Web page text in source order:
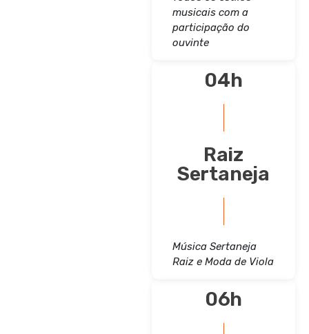
musicais com a
participação do
ouvinte
04h
Raiz
Sertaneja
Música Sertaneja
Raiz e Moda de Viola
06h